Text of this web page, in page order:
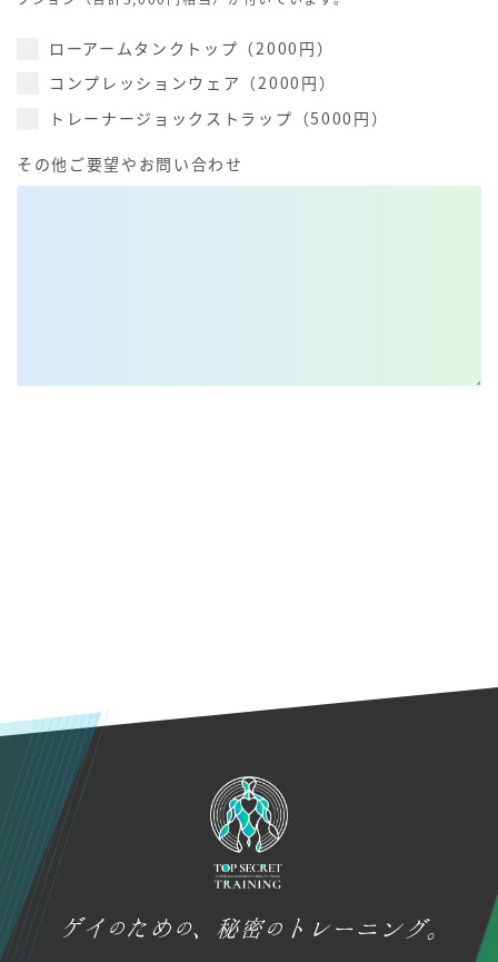
ローアームタンクトップ（2000円）
コンプレッションウェア（2000円）
トレーナージョックストラップ（5000円）
その他ご要望やお問い合わせ